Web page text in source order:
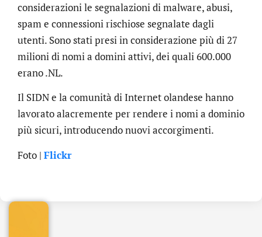
considerazioni le segnalazioni di malware, abusi,
spam e connessioni rischiose segnalate dagli
utenti. Sono stati presi in considerazione più di 27
milioni di nomi a domini attivi, dei quali 600.000
erano .NL.
Il SIDN e la comunità di Internet olandese hanno
lavorato alacremente per rendere i nomi a dominio
più sicuri, introducendo nuovi accorgimenti.
Foto | Flickr
.online